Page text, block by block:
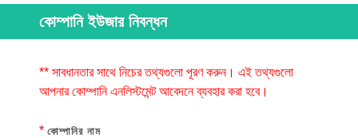
কোম্পানি ইউজার নিবন্ধন
** সাবধানতার সাথে নিচের তথ্যগুলো পূরণ করুন। এই তথ্যগুলো
আপনার কোম্পানি এনলিস্টমেন্ট আবেদনে ব্যবহার করা হবে।
* কোম্পানির নাম